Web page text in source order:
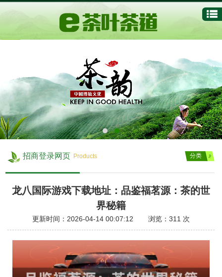
招商登录网页 Products 分类
龙八国际游戏下载地址：品鉴福茗源：茶的世
界秘籍
更新时间：2026-04-14 00:07:12 浏览： 311 次